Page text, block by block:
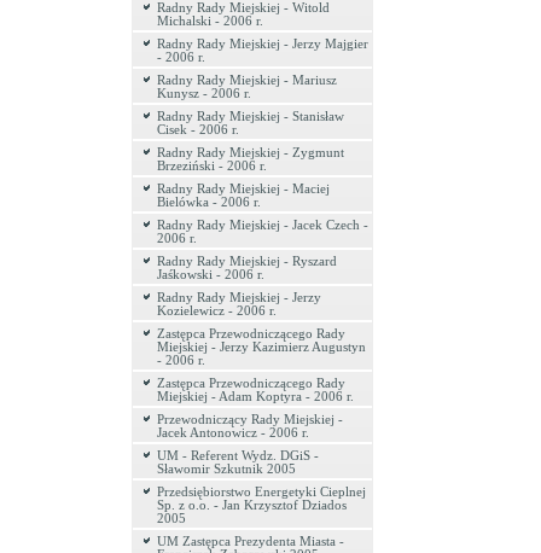
Radny Rady Miejskiej - Witold
Michalski - 2006 r.
Radny Rady Miejskiej - Jerzy Majgier
- 2006 r.
Radny Rady Miejskiej - Mariusz
Kunysz - 2006 r.
Radny Rady Miejskiej - Stanisław
Cisek - 2006 r.
Radny Rady Miejskiej - Zygmunt
Brzeziński - 2006 r.
Radny Rady Miejskiej - Maciej
Bielówka - 2006 r.
Radny Rady Miejskiej - Jacek Czech -
2006 r.
Radny Rady Miejskiej - Ryszard
Jaśkowski - 2006 r.
Radny Rady Miejskiej - Jerzy
Kozielewicz - 2006 r.
Zastępca Przewodniczącego Rady
Miejskiej - Jerzy Kazimierz Augustyn
- 2006 r.
Zastępca Przewodniczącego Rady
Miejskiej - Adam Koptyra - 2006 r.
Przewodniczący Rady Miejskiej -
Jacek Antonowicz - 2006 r.
UM - Referent Wydz. DGiS -
Sławomir Szkutnik 2005
Przedsiębiorstwo Energetyki Cieplnej
Sp. z o.o. - Jan Krzysztof Dziados
2005
UM Zastępca Prezydenta Miasta -